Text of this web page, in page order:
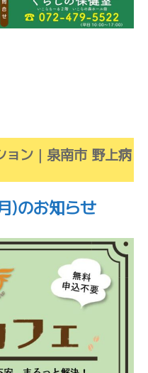
ョン｜泉南市 野上病
)のお知らせ